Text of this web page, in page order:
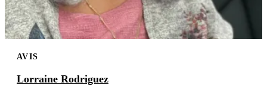
AVIS
Lorraine Rodriguez